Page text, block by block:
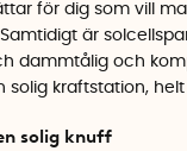
för dig som vill
är
dammtålig och
solig kraftstation,
solig knuff